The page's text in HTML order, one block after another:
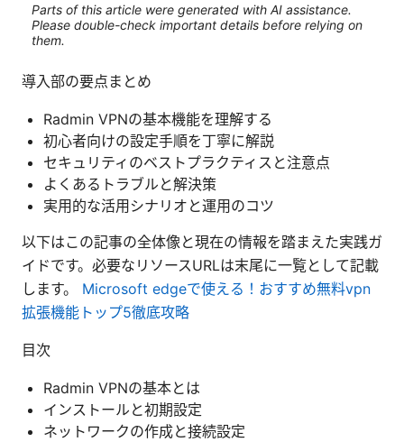
Parts of this article were generated with AI assistance.
Please double-check important details before relying on
them.
導入部の要点まとめ
Radmin VPNの基本機能を理解する
初心者向けの設定手順を丁寧に解説
セキュリティのベストプラクティスと注意点
よくあるトラブルと解決策
実用的な活用シナリオと運用のコツ
以下はこの記事の全体像と現在の情報を踏まえた実践ガ
イドです。必要なリソースURLは末尾に一覧として記載
します。 Microsoft edgeで使える！おすすめ無料vpn
拡張機能トップ5徹底攻略
目次
Radmin VPNの基本とは
インストールと初期設定
ネットワークの作成と接続設定